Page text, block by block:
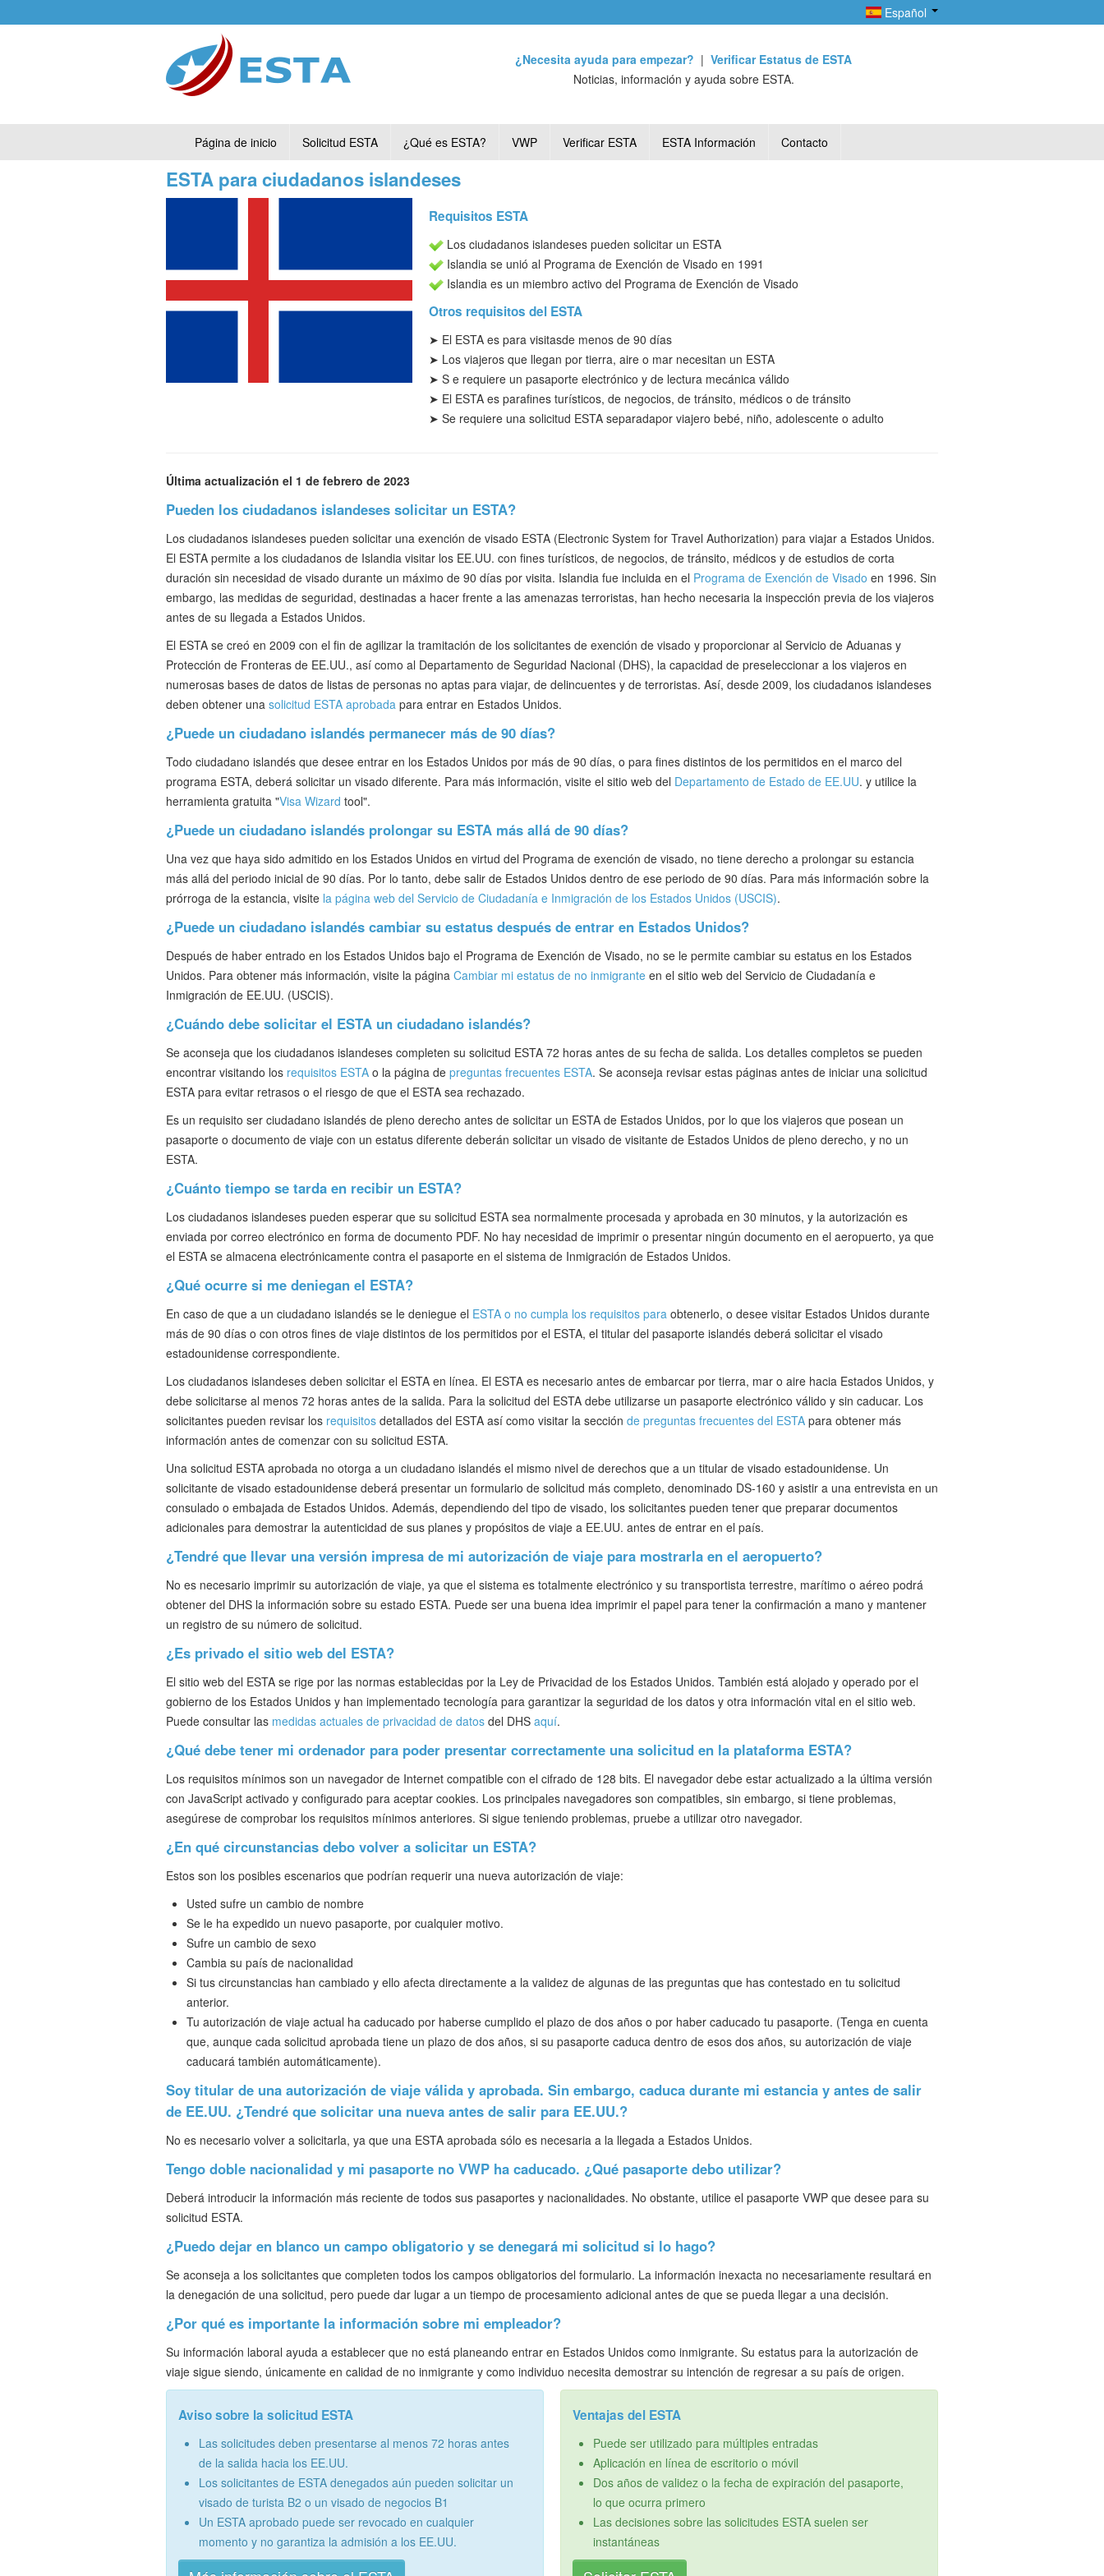
Español
¿Necesita ayuda para empezar? | Verificar Estatus de ESTA
Noticias, información y ayuda sobre ESTA.
Página de inicio Solicitud ESTA ¿Qué es ESTA? VWP Verificar ESTA ESTA Información Contacto
ESTA para ciudadanos islandeses
Requisitos ESTA
Los ciudadanos islandeses pueden solicitar un ESTA
Islandia se unió al Programa de Exención de Visado en 1991
Islandia es un miembro activo del Programa de Exención de Visado
Otros requisitos del ESTA
➤ El ESTA es para visitasde menos de 90 días
➤ Los viajeros que llegan por tierra, aire o mar necesitan un ESTA
➤ S e requiere un pasaporte electrónico y de lectura mecánica válido
➤ El ESTA es parafines turísticos, de negocios, de tránsito, médicos o de tránsito
➤ Se requiere una solicitud ESTA separadapor viajero bebé, niño, adolescente o adulto
Última actualización el 1 de febrero de 2023
Pueden los ciudadanos islandeses solicitar un ESTA?
Los ciudadanos islandeses pueden solicitar una exención de visado ESTA (Electronic System for Travel Authorization) para viajar a Estados Unidos.
El ESTA permite a los ciudadanos de Islandia visitar los EE.UU. con fines turísticos, de negocios, de tránsito, médicos y de estudios de corta
duración sin necesidad de visado durante un máximo de 90 días por visita. Islandia fue incluida en el Programa de Exención de Visado en 1996. Sin
embargo, las medidas de seguridad, destinadas a hacer frente a las amenazas terroristas, han hecho necesaria la inspección previa de los viajeros
antes de su llegada a Estados Unidos.
El ESTA se creó en 2009 con el fin de agilizar la tramitación de los solicitantes de exención de visado y proporcionar al Servicio de Aduanas y
Protección de Fronteras de EE.UU., así como al Departamento de Seguridad Nacional (DHS), la capacidad de preseleccionar a los viajeros en
numerosas bases de datos de listas de personas no aptas para viajar, de delincuentes y de terroristas. Así, desde 2009, los ciudadanos islandeses
deben obtener una solicitud ESTA aprobada para entrar en Estados Unidos.
¿Puede un ciudadano islandés permanecer más de 90 días?
Todo ciudadano islandés que desee entrar en los Estados Unidos por más de 90 días, o para fines distintos de los permitidos en el marco del
programa ESTA, deberá solicitar un visado diferente. Para más información, visite el sitio web del Departamento de Estado de EE.UU. y utilice la
herramienta gratuita "Visa Wizard tool".
¿Puede un ciudadano islandés prolongar su ESTA más allá de 90 días?
Una vez que haya sido admitido en los Estados Unidos en virtud del Programa de exención de visado, no tiene derecho a prolongar su estancia
más allá del periodo inicial de 90 días. Por lo tanto, debe salir de Estados Unidos dentro de ese periodo de 90 días. Para más información sobre la
prórroga de la estancia, visite la página web del Servicio de Ciudadanía e Inmigración de los Estados Unidos (USCIS).
¿Puede un ciudadano islandés cambiar su estatus después de entrar en Estados Unidos?
Después de haber entrado en los Estados Unidos bajo el Programa de Exención de Visado, no se le permite cambiar su estatus en los Estados
Unidos. Para obtener más información, visite la página Cambiar mi estatus de no inmigrante en el sitio web del Servicio de Ciudadanía e
Inmigración de EE.UU. (USCIS).
¿Cuándo debe solicitar el ESTA un ciudadano islandés?
Se aconseja que los ciudadanos islandeses completen su solicitud ESTA 72 horas antes de su fecha de salida. Los detalles completos se pueden
encontrar visitando los requisitos ESTA o la página de preguntas frecuentes ESTA. Se aconseja revisar estas páginas antes de iniciar una solicitud
ESTA para evitar retrasos o el riesgo de que el ESTA sea rechazado.
Es un requisito ser ciudadano islandés de pleno derecho antes de solicitar un ESTA de Estados Unidos, por lo que los viajeros que posean un
pasaporte o documento de viaje con un estatus diferente deberán solicitar un visado de visitante de Estados Unidos de pleno derecho, y no un
ESTA.
¿Cuánto tiempo se tarda en recibir un ESTA?
Los ciudadanos islandeses pueden esperar que su solicitud ESTA sea normalmente procesada y aprobada en 30 minutos, y la autorización es
enviada por correo electrónico en forma de documento PDF. No hay necesidad de imprimir o presentar ningún documento en el aeropuerto, ya que
el ESTA se almacena electrónicamente contra el pasaporte en el sistema de Inmigración de Estados Unidos.
¿Qué ocurre si me deniegan el ESTA?
En caso de que a un ciudadano islandés se le deniegue el ESTA o no cumpla los requisitos para obtenerlo, o desee visitar Estados Unidos durante
más de 90 días o con otros fines de viaje distintos de los permitidos por el ESTA, el titular del pasaporte islandés deberá solicitar el visado
estadounidense correspondiente.
Los ciudadanos islandeses deben solicitar el ESTA en línea. El ESTA es necesario antes de embarcar por tierra, mar o aire hacia Estados Unidos, y
debe solicitarse al menos 72 horas antes de la salida. Para la solicitud del ESTA debe utilizarse un pasaporte electrónico válido y sin caducar. Los
solicitantes pueden revisar los requisitos detallados del ESTA así como visitar la sección de preguntas frecuentes del ESTA para obtener más
información antes de comenzar con su solicitud ESTA.
Una solicitud ESTA aprobada no otorga a un ciudadano islandés el mismo nivel de derechos que a un titular de visado estadounidense. Un
solicitante de visado estadounidense deberá presentar un formulario de solicitud más completo, denominado DS-160 y asistir a una entrevista en un
consulado o embajada de Estados Unidos. Además, dependiendo del tipo de visado, los solicitantes pueden tener que preparar documentos
adicionales para demostrar la autenticidad de sus planes y propósitos de viaje a EE.UU. antes de entrar en el país.
¿Tendré que llevar una versión impresa de mi autorización de viaje para mostrarla en el aeropuerto?
No es necesario imprimir su autorización de viaje, ya que el sistema es totalmente electrónico y su transportista terrestre, marítimo o aéreo podrá
obtener del DHS la información sobre su estado ESTA. Puede ser una buena idea imprimir el papel para tener la confirmación a mano y mantener
un registro de su número de solicitud.
¿Es privado el sitio web del ESTA?
El sitio web del ESTA se rige por las normas establecidas por la Ley de Privacidad de los Estados Unidos. También está alojado y operado por el
gobierno de los Estados Unidos y han implementado tecnología para garantizar la seguridad de los datos y otra información vital en el sitio web.
Puede consultar las medidas actuales de privacidad de datos del DHS aquí.
¿Qué debe tener mi ordenador para poder presentar correctamente una solicitud en la plataforma ESTA?
Los requisitos mínimos son un navegador de Internet compatible con el cifrado de 128 bits. El navegador debe estar actualizado a la última versión
con JavaScript activado y configurado para aceptar cookies. Los principales navegadores son compatibles, sin embargo, si tiene problemas,
asegúrese de comprobar los requisitos mínimos anteriores. Si sigue teniendo problemas, pruebe a utilizar otro navegador.
¿En qué circunstancias debo volver a solicitar un ESTA?
Estos son los posibles escenarios que podrían requerir una nueva autorización de viaje:
Usted sufre un cambio de nombre
Se le ha expedido un nuevo pasaporte, por cualquier motivo.
Sufre un cambio de sexo
Cambia su país de nacionalidad
Si tus circunstancias han cambiado y ello afecta directamente a la validez de algunas de las preguntas que has contestado en tu solicitud
anterior.
Tu autorización de viaje actual ha caducado por haberse cumplido el plazo de dos años o por haber caducado tu pasaporte. (Tenga en cuenta
que, aunque cada solicitud aprobada tiene un plazo de dos años, si su pasaporte caduca dentro de esos dos años, su autorización de viaje
caducará también automáticamente).
Soy titular de una autorización de viaje válida y aprobada. Sin embargo, caduca durante mi estancia y antes de salir
de EE.UU. ¿Tendré que solicitar una nueva antes de salir para EE.UU.?
No es necesario volver a solicitarla, ya que una ESTA aprobada sólo es necesaria a la llegada a Estados Unidos.
Tengo doble nacionalidad y mi pasaporte no VWP ha caducado. ¿Qué pasaporte debo utilizar?
Deberá introducir la información más reciente de todos sus pasaportes y nacionalidades. No obstante, utilice el pasaporte VWP que desee para su
solicitud ESTA.
¿Puedo dejar en blanco un campo obligatorio y se denegará mi solicitud si lo hago?
Se aconseja a los solicitantes que completen todos los campos obligatorios del formulario. La información inexacta no necesariamente resultará en
la denegación de una solicitud, pero puede dar lugar a un tiempo de procesamiento adicional antes de que se pueda llegar a una decisión.
¿Por qué es importante la información sobre mi empleador?
Su información laboral ayuda a establecer que no está planeando entrar en Estados Unidos como inmigrante. Su estatus para la autorización de
viaje sigue siendo, únicamente en calidad de no inmigrante y como individuo necesita demostrar su intención de regresar a su país de origen.
Aviso sobre la solicitud ESTA
Las solicitudes deben presentarse al menos 72 horas antes
de la salida hacia los EE.UU.
Los solicitantes de ESTA denegados aún pueden solicitar un
visado de turista B2 o un visado de negocios B1
Un ESTA aprobado puede ser revocado en cualquier
momento y no garantiza la admisión a los EE.UU.
Ventajas del ESTA
Puede ser utilizado para múltiples entradas
Aplicación en línea de escritorio o móvil
Dos años de validez o la fecha de expiración del pasaporte,
lo que ocurra primero
Las decisiones sobre las solicitudes ESTA suelen ser
instantáneas